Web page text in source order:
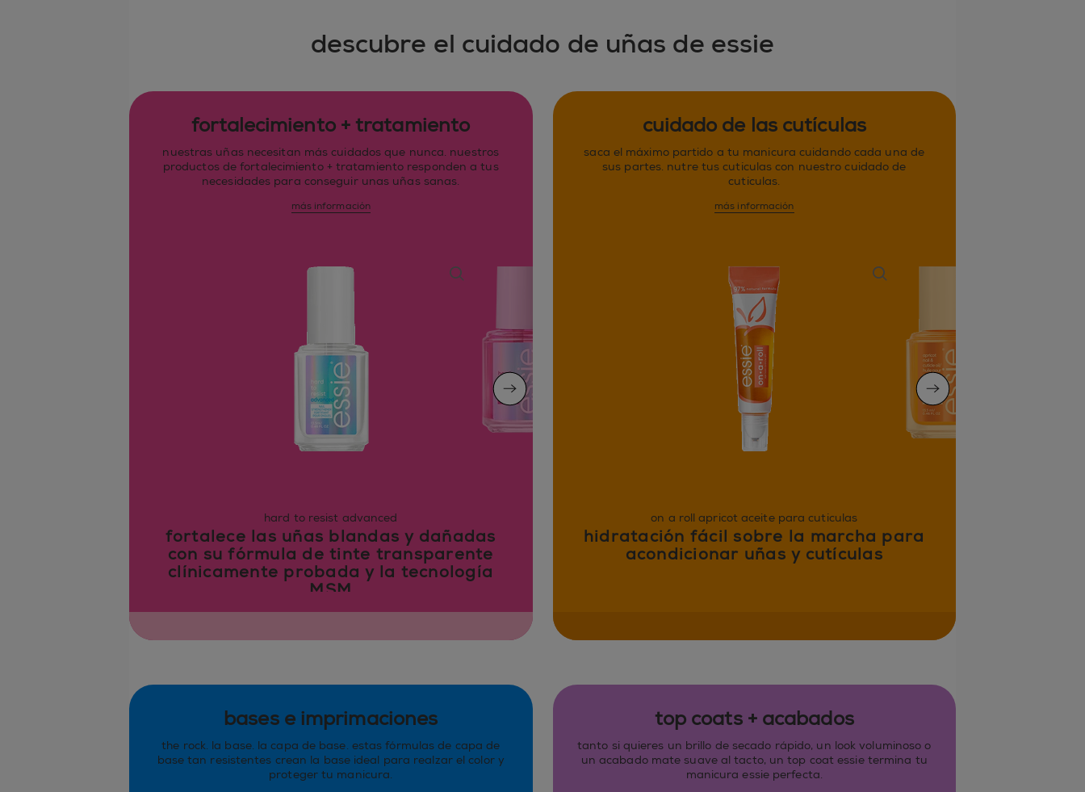
descubre el cuidado de uñas de essie
fortalecimiento + tratamiento
nuestras uñas necesitan más cuidados que nunca. nuestros
productos de fortalecimiento + tratamiento responden a tus
necesidades para conseguir unas uñas sanas.
más información
next slide
hard to resist advanced
fortalece las uñas blandas y dañadas
con su fórmula de tinte transparente
clínicamente probada y la tecnología
MSM
cuidado de las cutículas
saca el máximo partido a tu manicura cuidando cada una de
sus partes. nutre tus cutículas con nuestro cuidado de
cutículas.
más información
next slide
on a roll apricot aceite para cutículas
hidratación fácil sobre la marcha para
acondicionar uñas y cutículas
bases e imprimaciones
the rock. la base. la capa de base. estas fórmulas de capa de
base tan resistentes crean la base ideal para realzar el color y
proteger tu manicura.
top coats + acabados
tanto si quieres un brillo de secado rápido, un look voluminoso o
un acabado mate suave al tacto, un top coat essie termina tu
manicura essie perfecta.